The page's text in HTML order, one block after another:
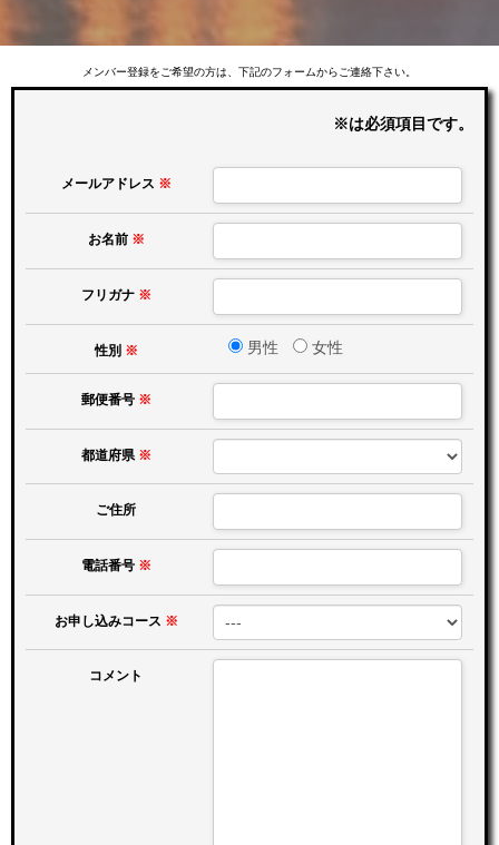
メンバー登録をご希望の方は、下記のフォームからご連絡下さい。
※は必須項目です。
メールアドレス ※
お名前※
フリガナ※
性別 ※ 男性 女性
郵便番号※
都道府県※
ご住所
電話番号※
お申し込みコース ※
コメント